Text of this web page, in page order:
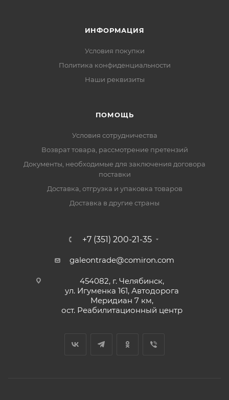
ИНФОРМАЦИЯ
Условия покупки
Политика конфиденциальности
Наши реквизиты
ПОМОЩЬ
Условия сотрудничества
Возврат товара, рассмотрение претензий
Документы, необходимые для заключения договора
поставки
Доставка, отгрузка и упаковка товаров
Доставка в другие страны
+7 (351) 200-21-35
galeontrade@comiron.com
454082, г. Челябинск,
ул. Игуменка 161, Автодорога
Меридиан 7 км,
ост. Реабилитационный центр